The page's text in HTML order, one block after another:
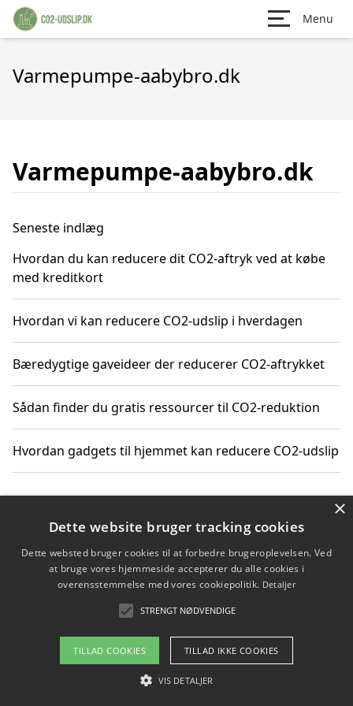
Menu
Varmepumpe-aabybro.dk
Varmepumpe-aabybro.dk
Seneste indlæg
Hvordan du kan reducere dit CO2-aftryk ved at købe
med kreditkort
Hvordan vi kan reducere CO2-udslip i hverdagen
Bæredygtige gaveideer der reducerer CO2-aftrykket
Sådan finder du gratis ressourcer til CO2-reduktion
Hvordan gadgets til hjemmet kan reducere CO2-udslip
Copyright 2026 - Pilanto Aps
Om / kontakt
Blog Betingelser
×
Dette website bruger tracking cookies
Dette websted bruger cookies til at forbedre brugeroplevelsen. Ved
at bruge vores hjemmeside accepterer du alle cookies i
overensstemmelse med vores cookiepolitik. Detaljer
STRENGT NØDVENDIGE
TILLAD COOKIES TILLAD IKKE COOKIES
VIS DETALJER